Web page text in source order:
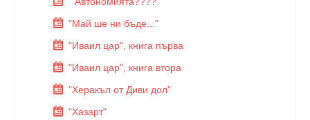
"Май ше ни бъде..."
"Иваил цар", книга първа
"Иваил цар", книга втора
"Херакъл от Диви дол"
"Хазарт"